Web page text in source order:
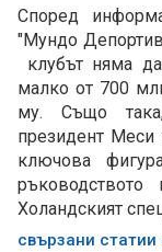
Според
"Мундо
клубът няма
малко от 700
му. Също
президент Меси
ключова
Холандският
свързани статии